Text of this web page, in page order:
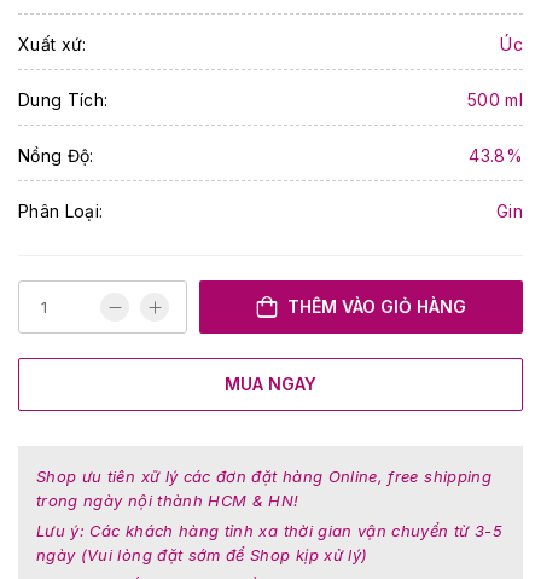
Xuất xứ: Úc
Dung Tích: 500 ml
Nồng Độ: 43.8%
Phân Loại: Gin
THÊM VÀO GIỎ HÀNG
MUA NGAY
Shop ưu tiên xữ lý các đơn đặt hàng Online, free shipping
trong ngày nội thành HCM & HN!
Lưu ý: Các khách hàng tỉnh xa thời gian vận chuyển từ 3-5
ngày (Vui lòng đặt sớm để Shop kịp xử lý)